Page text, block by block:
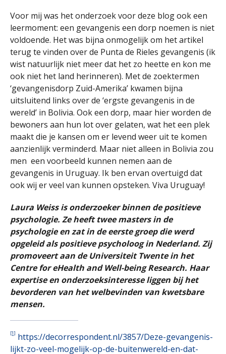
Voor mij was het onderzoek voor deze blog ook een
leermoment: een gevangenis een dorp noemen is niet
voldoende. Het was bijna onmogelijk om het artikel
terug te vinden over de Punta de Rieles gevangenis (ik
wist natuurlijk niet meer dat het zo heette en kon me
ook niet het land herinneren). Met de zoektermen
‘gevangenisdorp Zuid-Amerika’ kwamen bijna
uitsluitend links over de ‘ergste gevangenis in de
wereld’ in Bolivia. Ook een dorp, maar hier worden de
bewoners aan hun lot over gelaten, wat het een plek
maakt die je kansen om er levend weer uit te komen
aanzienlijk verminderd. Maar niet alleen in Bolivia zou
men een voorbeeld kunnen nemen aan de
gevangenis in Uruguay. Ik ben ervan overtuigd dat
ook wij er veel van kunnen opsteken. Viva Uruguay!
Laura Weiss is onderzoeker binnen de positieve
psychologie. Ze heeft twee masters in de
psychologie en zat in de eerste groep die werd
opgeleid als positieve psycholoog in Nederland. Zij
promoveert aan de Universiteit Twente in het
Centre for eHealth and Well-being Research. Haar
expertise en onderzoeksinteresse liggen bij het
bevorderen van het welbevinden van kwetsbare
mensen.
[1] https://decorrespondent.nl/3857/Deze-gevangenis-
lijkt-zo-veel-mogelijk-op-de-buitenwereld-en-dat-